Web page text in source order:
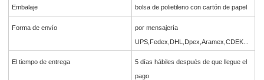
Embalaje bolsa de polietileno con cartón de papel
Forma de envío
por mensajería
UPS,Fedex,DHL,Dpex,Aramex,CDEK...
El tiempo de entrega
5 días hábiles después de que llegue el
pago